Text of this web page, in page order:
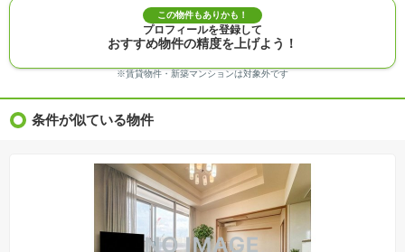
※建築条件付き土地価格には、建物価格は含まれません。
※物件情報は、原則として情報提供日の２日前に最終確認した情報です。
※完成予想図はいずれも外構、植栽、外観等実際のものとは多少異なることがあります。
※モデルルーム・モデルハウス・展示場・ショールームの画像の場合、今回販売の物件と異な
※ＣＧ合成の画像の場合、実際とは多少異なる場合があります。
※物件特徴：販売戸数が複数の物件は、全ての住戸に該当しない項目もあります。
※価格更新：物件価格が変更された日から１週間表示されます。
※建築条件土地の情報内に掲載されている、建物プラン例は、土地購入者の設計プランの参考
の一例であって、プランの採用可否は任意です。
※土地（建築条件なし）で「建物プラン例」が表記してある時、そのプラン例は特定の建築請
負会社によるもので、当該建築請負会社以外で建てた場合、同様のものが同価格で建てられる
とは限りません。また建築請負会社を特定するものではありません。
※建築条件付き土地とは、その土地に建築する建物の建築請負契約が、一定期間内に成立する
ことを条件として売買される土地のことをいいます。建築請負契約成立に向けて設計プランを
この物件もありかも！
プロフィールを登録して
おすすめ物件の精度を上げよう！
※賃貸物件・新築マンションは対象外です
条件が似ている物件